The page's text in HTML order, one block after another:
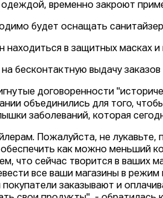
временно закроют
будет оснащать
находиться в защитных масках и
бесконтактную выдачу
договоренности
объединились для того,
заболеваний, которая
Пожалуйста, не лукавьте,
обеспечить как можно меньший
что сейчас творится в ваших
все ваши магазины в режим
заказывают и